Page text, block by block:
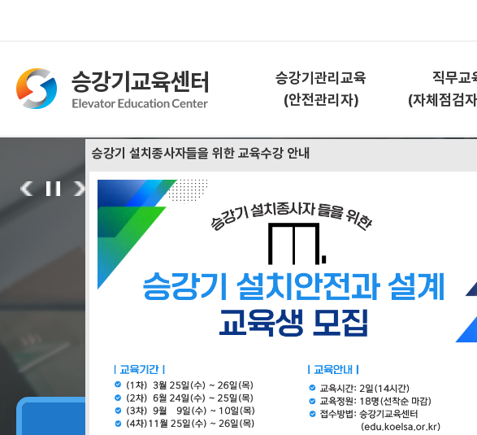
승강기 설치종사자들을 위한 교육수강 안내
승강기관리교육
(안전관리자)
직무교
(자체점검
(안전관리자)
과정안내
교육신청
과정안내
교육신청
대한민국 승강기 안전 및 기술교육은
한국승강기안전공단이 함께 합니다.
03